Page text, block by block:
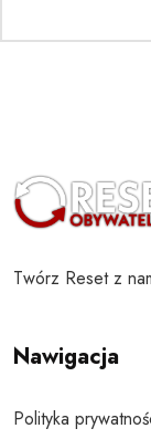
Twórz Reset z
Nawigacja
Polityka